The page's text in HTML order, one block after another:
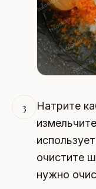
3
Натрите
очистите
нужно